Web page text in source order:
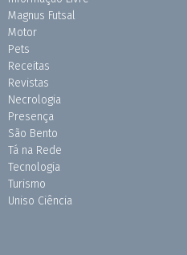
Magnus Futsal
Motor
Pets
Receitas
Revistas
Necrologia
Presença
São Bento
Tá na Rede
Tecnologia
Turismo
Uniso Ciência